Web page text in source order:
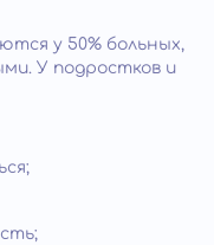
у 50% больных,
У подростков и